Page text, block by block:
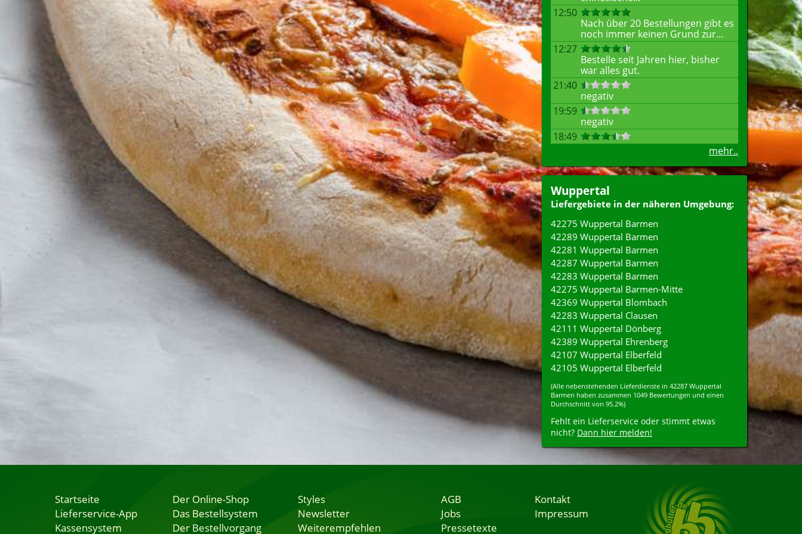
12:50
Nach über 20 Bestellungen gibt es
noch immer keinen Grund zur...
12:27
Bestelle seit Jahren hier, bisher
war alles gut.
21:40
negativ
19:59
negativ
18:49
mehr..
Wuppertal
Liefergebiete in der näheren Umgebung:
42275 Wuppertal Barmen
42289 Wuppertal Barmen
42281 Wuppertal Barmen
42287 Wuppertal Barmen
42283 Wuppertal Barmen
42275 Wuppertal Barmen-Mitte
42369 Wuppertal Blombach
42283 Wuppertal Clausen
42111 Wuppertal Dönberg
42389 Wuppertal Ehrenberg
42107 Wuppertal Elberfeld
42105 Wuppertal Elberfeld
(Alle nebenstehenden Lieferdienste in 42287 Wuppertal
Barmen haben zusammen 1049 Bewertungen und einen
Durchschnitt von 95.2%)
Fehlt ein Lieferservice oder stimmt etwas
nicht? Dann hier melden!
Startseite
Lieferservice-App
Kassensystem
Der Online-Shop
Das Bestellsystem
Der Bestellvorgang
Styles
Newsletter
Weiterempfehlen
AGB
Jobs
Pressetexte
Kontakt
Impressum